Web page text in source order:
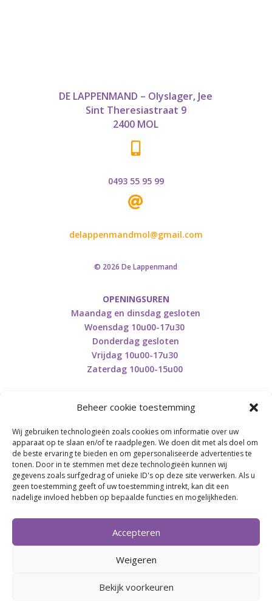
Beheer cookie toestemming
Wij gebruiken technologieën zoals cookies om informatie over uw
apparaat op te slaan en/of te raadplegen. We doen dit met als doel om
de beste ervaring te bieden en om gepersonaliseerde advertenties te
tonen. Door in te stemmen met deze technologieën kunnen wij
gegevens zoals surfgedrag of unieke ID's op deze site verwerken. Als u
geen toestemming geeft of uw toestemming intrekt, kan dit een
nadelige invloed hebben op bepaalde functies en mogelijkheden.
Accepteren
Weigeren
Bekijk voorkeuren
DE LAPPENMAND – Olyslager, Jee
Sint Theresiastraat 9
2400 MOL

0493 55 95 99

delappenmandmol@gmail.com
© 2026 De Lappenmand
OPENINGSUREN
Maandag en dinsdag gesloten
Woensdag 10u00-17u30
Donderdag gesloten
Vrijdag 10u00-17u30
Zaterdag 10u00-15u00
Retourneren en herroepen
BE0746.853.082
BREI- EN HAAK-ATELJEE
Momenteel on hold wegens medische reden.
Heropstart september.